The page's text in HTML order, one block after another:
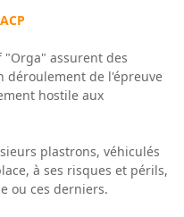
"Orga" assurent des
déroulement de l'épreuve
hostile aux
plastrons, véhiculés
à ses risques et périls,
ou ces derniers.